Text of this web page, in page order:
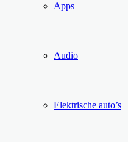
Apps
Audio
Elektrische auto’s